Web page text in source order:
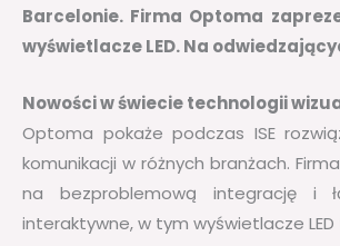
Barcelonie. Firma Optoma
wyświetlacze LED. Na
Nowości w świecie technologii
Optoma pokaże podczas ISE
komunikacji w różnych branżach.
na bezproblemową integrację i
interaktywne, w tym wyświetlacze